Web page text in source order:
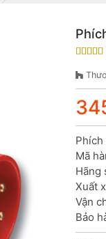
Mã
Hãng
Xuất
Vận
Bảo